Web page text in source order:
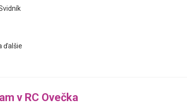
ďalšie
v RC Ovečka